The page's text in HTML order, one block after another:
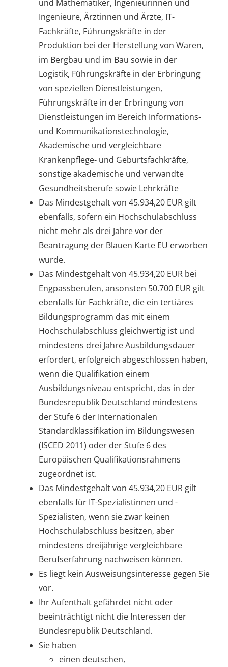
und Mathematiker, Ingenieurinnen und
Ingenieure, Ärztinnen und Ärzte, IT-
Fachkräfte, Führungskräfte in der
Produktion bei der Herstellung von Waren,
im Bergbau und im Bau sowie in der
Logistik, Führungskräfte in der Erbringung
von speziellen Dienstleistungen,
Führungskräfte in der Erbringung von
Dienstleistungen im Bereich Informations-
und Kommunikationstechnologie,
Akademische und vergleichbare
Krankenpflege- und Geburtsfachkräfte,
sonstige akademische und verwandte
Gesundheitsberufe sowie Lehrkräfte
Das Mindestgehalt von 45.934,20 EUR gilt
ebenfalls, sofern ein Hochschulabschluss
nicht mehr als drei Jahre vor der
Beantragung der Blauen Karte EU erworben
wurde.
Das Mindestgehalt von 45.934,20 EUR bei
Engpassberufen, ansonsten 50.700 EUR gilt
ebenfalls für Fachkräfte, die ein tertiäres
Bildungsprogramm das mit einem
Hochschulabschluss gleichwertig ist und
mindestens drei Jahre Ausbildungsdauer
erfordert, erfolgreich abgeschlossen haben,
wenn die Qualifikation einem
Ausbildungsniveau entspricht, das in der
Bundesrepublik Deutschland mindestens
der Stufe 6 der Internationalen
Standardklassifikation im Bildungswesen
(ISCED 2011) oder der Stufe 6 des
Europäischen Qualifikationsrahmens
zugeordnet ist.
Das Mindestgehalt von 45.934,20 EUR gilt
ebenfalls für IT-Spezialistinnen und -
Spezialisten, wenn sie zwar keinen
Hochschulabschluss besitzen, aber
mindestens dreijährige vergleichbare
Berufserfahrung nachweisen können.
Es liegt kein Ausweisungsinteresse gegen Sie
vor.
Ihr Aufenthalt gefährdet nicht oder
beeinträchtigt nicht die Interessen der
Bundesrepublik Deutschland.
Sie haben
einen deutschen,